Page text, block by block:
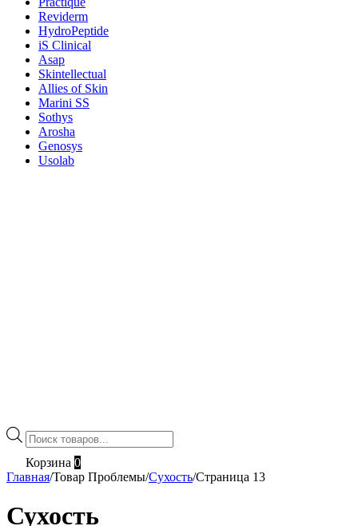
Reviderm
HydroPeptide
iS Clinical
Asap
Skintellectual
Allies of Skin
Marini SS
Sothys
Arosha
Genosys
Usolab
Поиск
товаров
Корзина 0
Главная/Товар Проблемы/Сухость/Страница 13
Сухость